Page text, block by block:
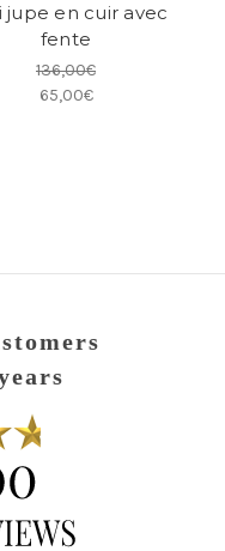
jupe en cuir avec
fente
136,00€
65,00€